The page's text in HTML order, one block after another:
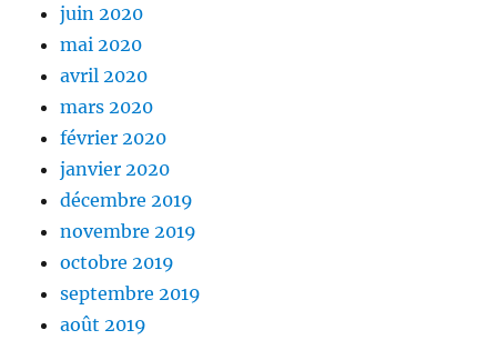
juin 2020
mai 2020
avril 2020
mars 2020
février 2020
janvier 2020
décembre 2019
novembre 2019
octobre 2019
septembre 2019
août 2019